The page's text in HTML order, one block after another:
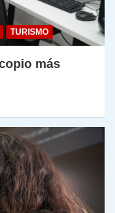
TURISMO
más